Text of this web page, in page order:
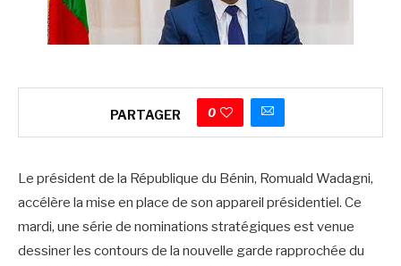
PARTAGER 0
Le président de la République du Bénin, Romuald Wadagni,
accélère la mise en place de son appareil présidentiel. Ce
mardi, une série de nominations stratégiques est venue
dessiner les contours de la nouvelle garde rapprochée du